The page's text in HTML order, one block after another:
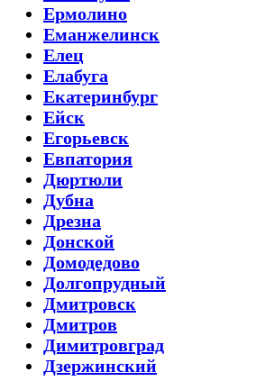
Ермолино
Еманжелинск
Елец
Елабуга
Екатеринбург
Ейск
Егорьевск
Евпатория
Дюртюли
Дубна
Дрезна
Донской
Домодедово
Долгопрудный
Дмитровск
Дмитров
Димитровград
Дзержинский